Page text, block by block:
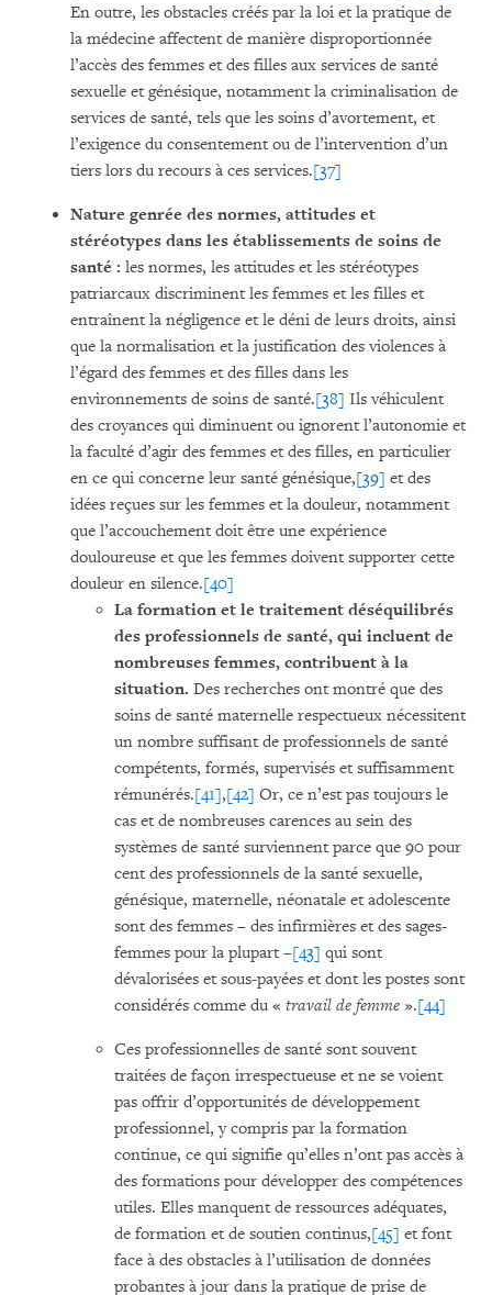
En outre, les obstacles créés par la loi et la pratique de
la médecine affectent de manière disproportionnée
l’accès des femmes et des filles aux services de santé
sexuelle et génésique, notamment la criminalisation de
services de santé, tels que les soins d’avortement, et
l’exigence du consentement ou de l’intervention d’un
tiers lors du recours à ces services.[37]
Nature genrée des normes, attitudes et
stéréotypes dans les établissements de soins de
santé : les normes, les attitudes et les stéréotypes
patriarcaux discriminent les femmes et les filles et
entraînent la négligence et le déni de leurs droits, ainsi
que la normalisation et la justification des violences à
l’égard des femmes et des filles dans les
environnements de soins de santé.[38] Ils véhiculent
des croyances qui diminuent ou ignorent l’autonomie et
la faculté d’agir des femmes et des filles, en particulier
en ce qui concerne leur santé génésique,[39] et des
idées reçues sur les femmes et la douleur, notamment
que l’accouchement doit être une expérience
douloureuse et que les femmes doivent supporter cette
douleur en silence.[40]
La formation et le traitement déséquilibrés
des professionnels de santé, qui incluent de
nombreuses femmes, contribuent à la
situation. Des recherches ont montré que des
soins de santé maternelle respectueux nécessitent
un nombre suffisant de professionnels de santé
compétents, formés, supervisés et suffisamment
rémunérés.[41],[42] Or, ce n’est pas toujours le
cas et de nombreuses carences au sein des
systèmes de santé surviennent parce que 90 pour
cent des professionnels de la santé sexuelle,
génésique, maternelle, néonatale et adolescente
sont des femmes – des infirmières et des sages-
femmes pour la plupart –[43] qui sont
dévalorisées et sous-payées et dont les postes sont
considérés comme du « travail de femme ».[44]
Ces professionnelles de santé sont souvent
traitées de façon irrespectueuse et ne se voient
pas offrir d’opportunités de développement
professionnel, y compris par la formation
continue, ce qui signifie qu’elles n’ont pas accès à
des formations pour développer des compétences
utiles. Elles manquent de ressources adéquates,
de formation et de soutien continus,[45] et font
face à des obstacles à l’utilisation de données
probantes à jour dans la pratique de prise de